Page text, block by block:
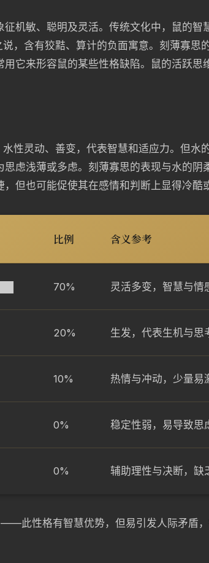
征机敏、聪明及灵活。传统文化中，鼠的智
说，含有狡黠、算计的负面寓意。刻薄寡思
它来形容鼠的某些性格缺陷。鼠的活跃思
水性灵动、善变，代表智慧和适应力。但水
虑浅薄或多虑。刻薄寡思的表现与水的阴
但也可能促使其在感情和判断上显得冷酷
比例 含义参考
70% 灵活多变，智慧与情
20% 生发，代表生机与思
10% 热情与冲动，少量易
0% 稳定性弱，易导致思
0% 辅助理性与决断，缺
——此性格有智慧优势，但易引发人际矛盾，